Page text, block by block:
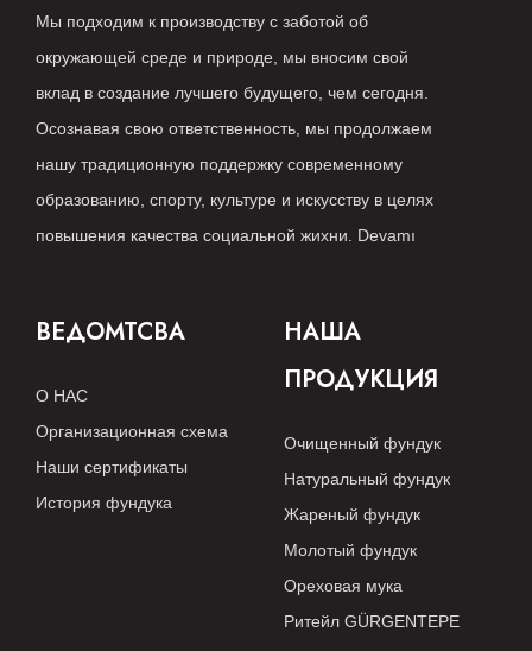
Мы подходим к производству с заботой об
окружающей среде и природе, мы вносим свой
вклад в создание лучшего будущего, чем сегодня.
Осознавая свою ответственность, мы продолжаем
нашу традиционную поддержку современному
образованию, спорту, культуре и искусству в целях
повышения качества социальной жихни. Devamı
ВЕДОМТСВА
О НАС
Организационная схема
Наши сертификаты
История фундука
НАША
ПРОДУКЦИЯ
Очищенный фундук
Натуральный фундук
Жареный фундук
Молотый фундук
Ореховая мука
Ритейл GÜRGENTEPE